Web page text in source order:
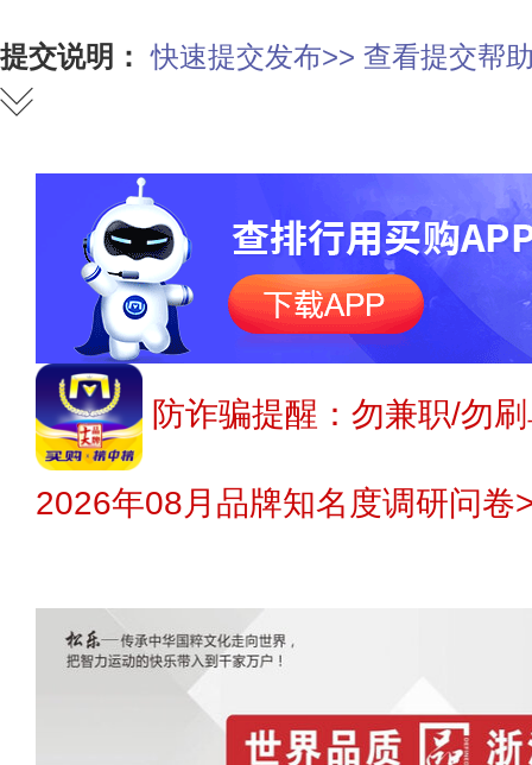
提交说明： 快速提交发布>> 查看提交帮
防诈骗提醒：勿兼职/勿
2026年08月品牌知名度调研问卷